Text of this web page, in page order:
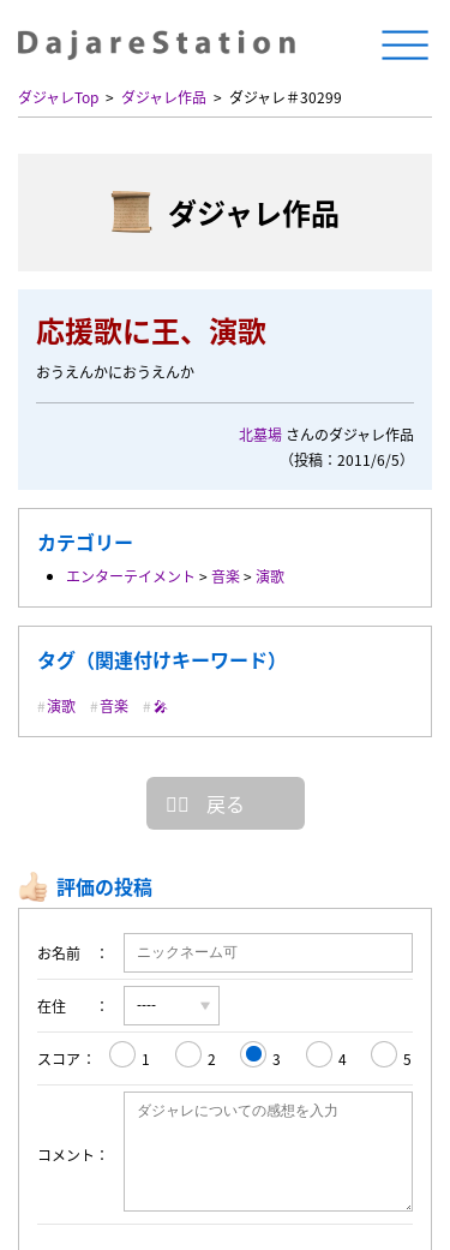
ダジャレTop ダジャレ作品 ダジャレ＃30299
ダジャレ作品
応援歌に王、演歌
おうえんかにおうえんか
北墓場 さんのダジャレ作品
（投稿：2011/6/5）
カテゴリー
エンターテイメント >音楽>演歌
タグ（関連付けキーワード）
演歌 音楽 🎤
戻る
評価の投稿
お名前
在住
スコア 1 2 3 4 5
コメント